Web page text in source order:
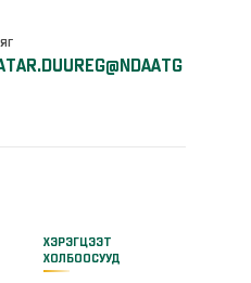
ХЭРЭГЦЭЭТ
ХОЛБООСУУД